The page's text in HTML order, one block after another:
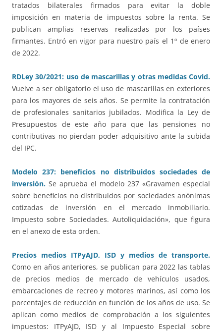
tratados bilaterales firmados para evitar la doble
imposición en materia de impuestos sobre la renta. Se
publican amplias reservas realizadas por los países
firmantes. Entró en vigor para nuestro país el 1º de enero
de 2022.
RDLey 30/2021: uso de mascarillas y otras medidas Covid.
Vuelve a ser obligatorio el uso de mascarillas en exteriores
para los mayores de seis años. Se permite la contratación
de profesionales sanitarios jubilados. Modifica la Ley de
Presupuestos de este año para que las pensiones no
contributivas no pierdan poder adquisitivo ante la subida
del IPC.
Modelo 237: beneficios no distribuidos sociedades de
inversión. Se aprueba el modelo 237 «Gravamen especial
sobre beneficios no distribuidos por sociedades anónimas
cotizadas de inversión en el mercado inmobiliario.
Impuesto sobre Sociedades. Autoliquidación», que figura
en el anexo de esta orden.
Precios medios ITPyAJD, ISD y medios de transporte.
Como en años anteriores, se publican para 2022 las tablas
de precios medios de mercado de vehículos usados,
embarcaciones de recreo y motores marinos, así como los
porcentajes de reducción en función de los años de uso. Se
aplican como medios de comprobación a los siguientes
impuestos: ITPyAJD, ISD y al Impuesto Especial sobre